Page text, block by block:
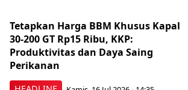
Tetapkan Harga BBM Khusus Kapal
30-200 GT Rp15 Ribu, KKP:
Produktivitas dan Daya Saing
Perikanan